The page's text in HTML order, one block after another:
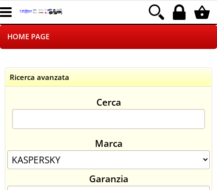
HOME PAGE
LOGISTICA
NEGOZI ON LINE
SINCRONIZZATI CON NOI
SPEDIZIONI
Ricerca avanzata
Cerca
Marca
Garanzia